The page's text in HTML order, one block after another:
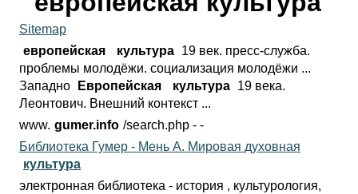
Sitemap
европейская
культура 19 век. пресс-служба.
проблемы молодёжи. социализация молодёжи ...
Западно
Европейская культура 19 века.
Леонтович. Внешний контекст ...
www. gumer.info /search.php - -
Библиотека Гумер - Мень А. Мировая духовная
культура
электронная библиотека - история , культурология,